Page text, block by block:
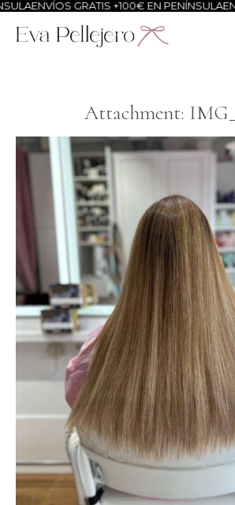
ENVÍOS GRATIS +100€ EN PENÍNSULA
Attachment: